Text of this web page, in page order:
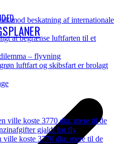
mod beskatning af internationale
at begrænse luftfarten til et
– flyvning
luftfart og skibsfart er brolagt
ville koste 3770 dkr. mere til de
gjaldt for fly
ville koste 3770 dkr. mere til de